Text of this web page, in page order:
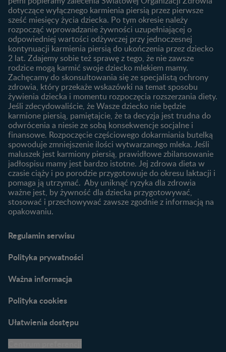
Nasze marki
Badania przed ciążą
Planowanie urlopu
macierzyńskiego
Rozwój dziecka
Kalendarz rozwoju dziecka
Skoki rozwojowe
Ząbkowanie u niemowląt
Żywienie dziecka
10 sposobów jak poprawić
laktację
Jakie mleko następne
wybrać dla dziecka?
Jak rozszerzać dietę
niemowlaka?
Przydatne materiały dla
rodziców
Poradniki dla rodziców
Karty do zdjęć dla
Maluszka
Materiały do pobrania
Narzędzia dla rodziców
praktyczne wskazówki
dotyczące wyłącznego karmienia piersią przez pierwsze
sześć miesięcy życia dziecka. Po tym okresie należy
rozpocząć wprowadzanie żywności uzupełniającej o
odpowiedniej wartości odżywczej przy jednoczesnej
kontynuacji karmienia piersią do ukończenia przez dziecko
2 lat. Zdajemy sobie też sprawę z tego, że nie zawsze
rodzice mogą karmić swoje dziecko mlekiem mamy.
Zachęcamy do skonsultowania się ze specjalistą ochrony
zdrowia, który przekaże wskazówki na temat sposobu
żywienia dziecka i momentu rozpoczęcia rozszerzania diety.
Jeśli zdecydowaliście, że Wasze dziecko nie będzie
karmione piersią, pamiętajcie, że ta decyzja jest trudna do
odwrócenia a niesie ze sobą konsekwencje socjalne i
finansowe. Rozpoczęcie częściowego dokarmiania butelką
spowoduje zmniejszenie ilości wytwarzanego mleka. Jeśli
maluszek jest karmiony piersią, prawidłowe zbilansowanie
jadłospisu mamy jest bardzo istotne. Jej zdrowa dieta w
czasie ciąży i po porodzie przygotowuje do okresu laktacji i
pomaga ją utrzymać. Aby uniknąć ryzyka dla zdrowia
ważne jest, by żywność dla dziecka przygotowywać,
stosować i przechowywać zawsze zgodnie z informacją na
opakowaniu.
Regulamin serwisu
Polityka prywatności
Ważna informacja
Polityka cookies
Ułatwienia dostępu